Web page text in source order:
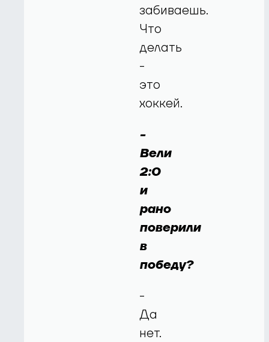
забиваешь.
Что
делать
-
это
хоккей.
-
Вели
2:0
и
рано
поверили
в
победу?
-
Да
нет.